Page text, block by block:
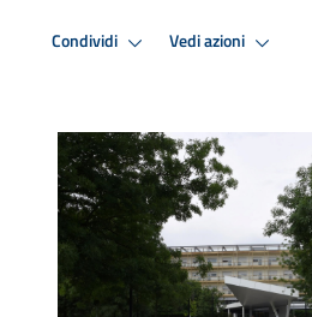
Condividi Vedi azioni